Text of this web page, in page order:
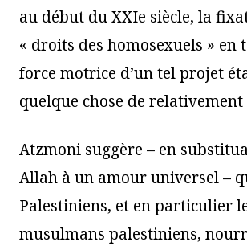
au début du XXIe siècle, la
« droits des homosexuels » en
force motrice d’un tel projet
quelque chose de
Atzmoni suggère – en
Allah à un amour universel –
Palestiniens, et en particulier
musulmans palestiniens,